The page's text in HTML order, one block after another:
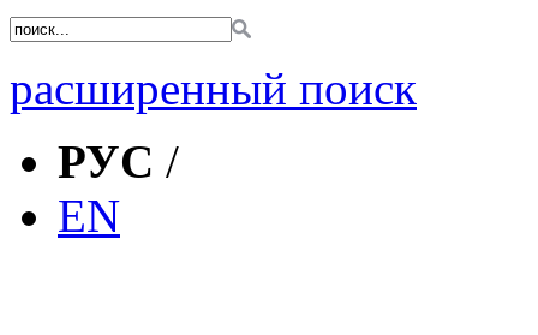
расширенный поиск
РУС /
EN